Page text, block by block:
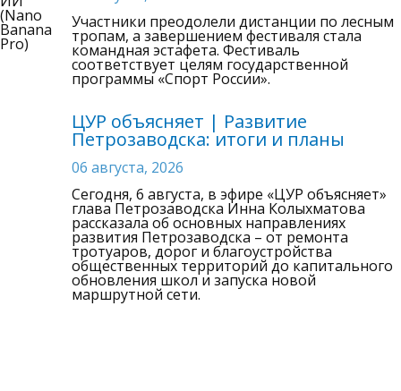
Участники преодолели дистанции по лесным
тропам, а завершением фестиваля стала
командная эстафета. Фестиваль
соответствует целям государственной
программы «Спорт России».
ЦУР объясняет | Развитие
Петрозаводска: итоги и планы
06 августа, 2026
Сегодня, 6 августа, в эфире «ЦУР объясняет»
глава Петрозаводска Инна Колыхматова
рассказала об основных направлениях
развития Петрозаводска – от ремонта
тротуаров, дорог и благоустройства
общественных территорий до капитального
обновления школ и запуска новой
маршрутной сети.